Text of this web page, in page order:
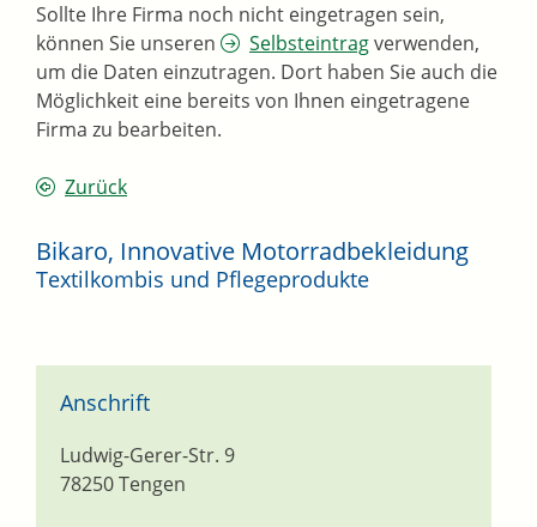
Sollte Ihre Firma noch nicht eingetragen sein,
können Sie unseren
Selbsteintragverwenden,
um die Daten einzutragen. Dort haben Sie auch die
Möglichkeit eine bereits von Ihnen eingetragene
Firma zu bearbeiten.
Zurück
Bikaro, Innovative Motorradbekleidung
Textilkombis und Pflegeprodukte
Anschrift
Ludwig-Gerer-Str. 9
78250Tengen